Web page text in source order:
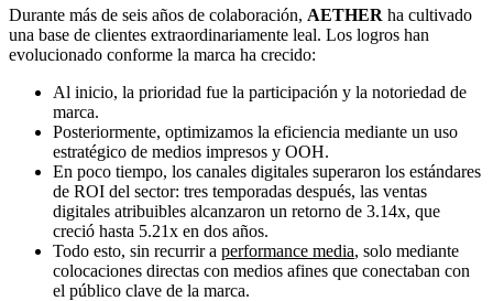
Durante más de seis años de colaboración, AETHER ha cultivado
una base de clientes extraordinariamente leal. Los logros han
evolucionado conforme la marca ha crecido:
Al inicio, la prioridad fue la participación y la notoriedad de
marca.
Posteriormente, optimizamos la eficiencia mediante un uso
estratégico de medios impresos y OOH.
En poco tiempo, los canales digitales superaron los estándares
de ROI del sector: tres temporadas después, las ventas
digitales atribuibles alcanzaron un retorno de 3.14x, que
creció hasta 5.21x en dos años.
Todo esto, sin recurrir a performance media, solo mediante
colocaciones directas con medios afines que conectaban con
el público clave de la marca.